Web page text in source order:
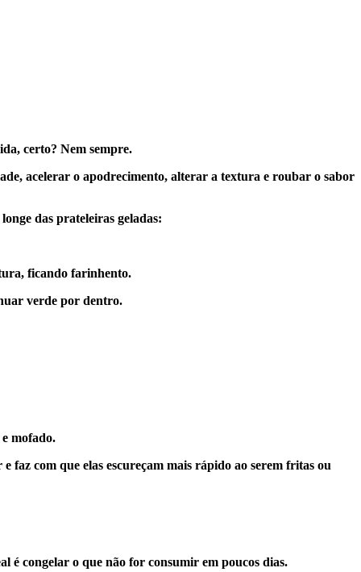
certo? Nem sempre.
acelerar o apodrecimento, alterar a textura e roubar o sabor
das prateleiras geladas:
ficando farinhento.
verde por dentro.
mofado.
faz com que elas escureçam mais rápido ao serem fritas ou
é congelar o que não for consumir em poucos dias.